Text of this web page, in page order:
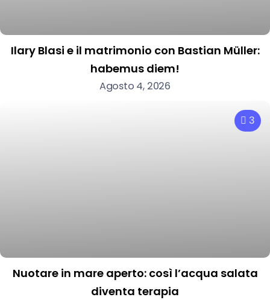
Ilary Blasi e il matrimonio con Bastian Müller:
habemus diem!
Agosto 4, 2026
3
Nuotare in mare aperto: così l’acqua salata
diventa terapia